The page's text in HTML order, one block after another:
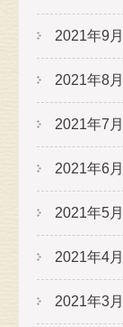
2021年9月
2021年8月
2021年7月
2021年6月
2021年5月
2021年4月
2021年3月